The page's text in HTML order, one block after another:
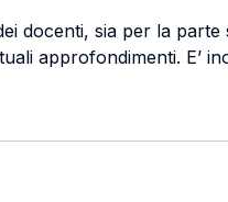
docenti, sia per la
approfondimenti. E’